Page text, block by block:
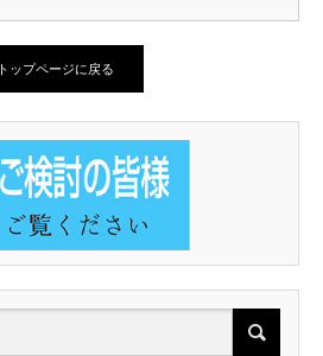
トップページに戻る